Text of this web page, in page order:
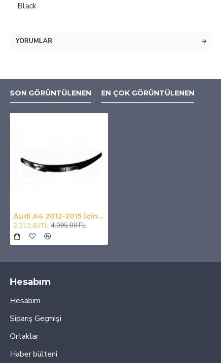
Black
YORUMLAR
SON GÖRÜNTÜLENEN EN ÇOK GÖRÜNTÜLENEN
Audi A4 2012-2015 İçin Uyumlu M4 Spoiler Piano Black
2.312,50TL 4.095,00TL
Hesabım
Hesabım
Sipariş Geçmişi
Ortaklar
Haber bülteni